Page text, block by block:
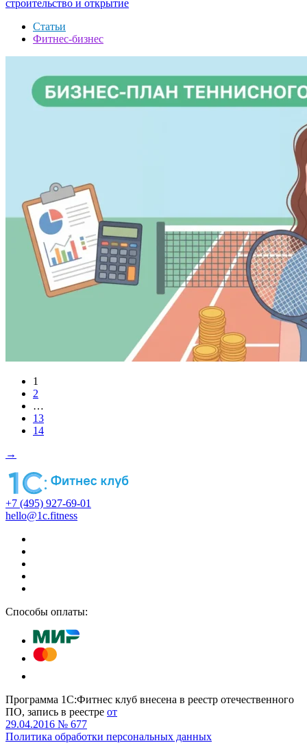
строительство и открытие
Статьи
Фитнес-бизнес
1
2
…
13
14
→
+7 (495) 927-69-01
hello@1c.fitness
Способы оплаты:
Программа 1С:Фитнес клуб внесена в реестр отечественного
ПО, запись в реестре от
29.04.2016 № 677
Политика обработки персональных данных